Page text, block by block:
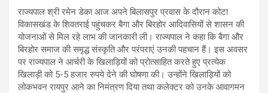
राज्यपाल श्री रमेन डेका आज अपने बिलासपुर प्रवास के दौरान कोटा
विकासखंड के शिवतराई पहुंचकर बैगा और बिरहोर आदिवासियों से शासन की
योजनाओं से मिल रहे लाभ की जानकारी ली। राज्यपाल ने कहा कि बैगा और
बिरहोर समाज की समृद्ध संस्कृति और परंपराएं उनकी पहचान हैं। इस अवसर
पर राज्यपाल ने आर्चरी के खिलाड़ियों को प्रोत्साहित करते हुए प्रत्येक
खिलाड़ी को 5-5 हजार रुपये देने की घोषणा की। उन्होंने खिलाड़ियों को
लोकभवन रायपुर आने का निमंत्रण दिया तथा कलेक्टर को उनके आवागमन